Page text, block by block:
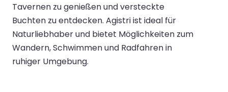
Tavernen zu genießen und versteckte
Buchten zu entdecken. Agistri ist ideal für
Naturliebhaber und bietet Möglichkeiten zum
Wandern, Schwimmen und Radfahren in
ruhiger Umgebung.